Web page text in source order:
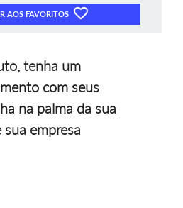
AOS FAVORITOS
tenha um
com seus
na palma da sua
empresa